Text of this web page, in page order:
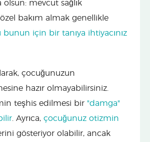
olsun: mevcut sağlık
bakım almak genellikle
bunun için bir tanıya ihtiyacınız
çocuğunuzun
hazır olmayabilirsiniz.
teşhis edilmesi bir "damga"
. Ayrıca, çocuğunuz otizmin
gösteriyor olabilir, ancak